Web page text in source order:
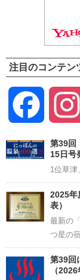
注目のコンテン
第39回
15日号
1位草津
2025年
表）
最新の
つ星の
第39回
（